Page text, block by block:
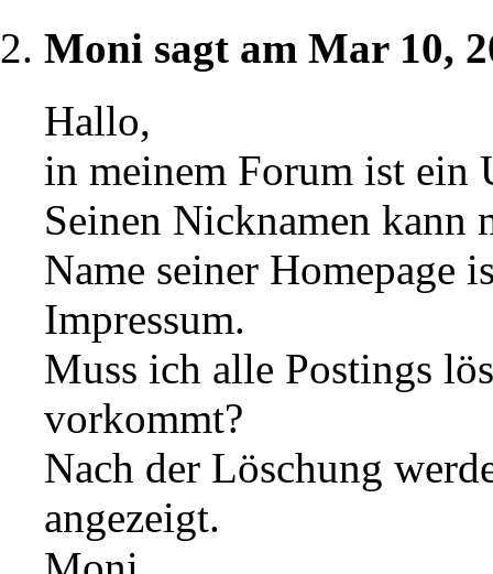
Moni sagt am Mar 10,
Hallo,
in meinem Forum ist ein
Seinen Nicknamen kann
Name seiner Homepage
Impressum.
Muss ich alle Postings
vorkommt?
Nach der Löschung
angezeigt.